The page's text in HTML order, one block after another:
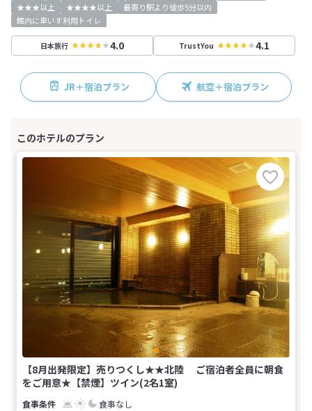
★★★以上
★★★★以上
最寄り駅より徒歩5分以内
館内に車いす利用トイレ
日本旅行 4.0 TrustYou 4.1
JR＋宿泊プラン 航空＋宿泊プラン
【8月出発限定】売りつくし★★北陸 ご宿泊者全員に朝食
をご用意★【禁煙】ツイン(2名1室)
食事なし